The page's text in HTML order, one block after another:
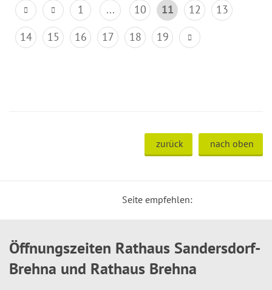
1 ... 10 11 12
13
14
15 16 17 18 19
zurück nach oben
Seite empfehlen:
Öffnungszeiten Rathaus Sandersdorf-
Brehna und Rathaus Brehna